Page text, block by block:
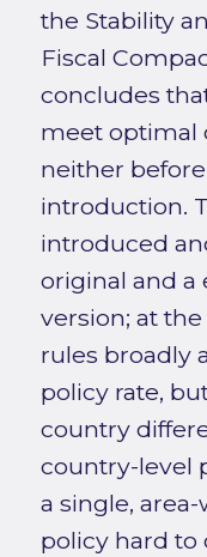
the Stability
Fiscal
concludes
meet optimal
neither
introduction.
introduced
original and a
version; at
rules broadly
policy rate,
country
country-level
a single, area-
policy hard to